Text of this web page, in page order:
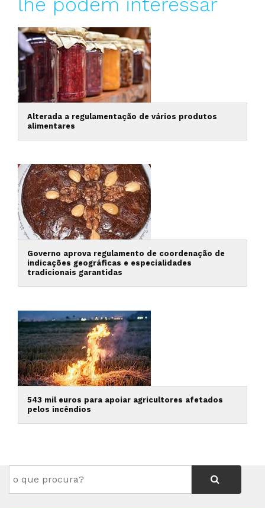
lhe podem interessar
Alterada a regulamentação de vários produtos
alimentares
Governo aprova regulamento de coordenação de
indicações geográficas e especialidades
tradicionais garantidas
543 mil euros para apoiar agricultores afetados
pelos incêndios